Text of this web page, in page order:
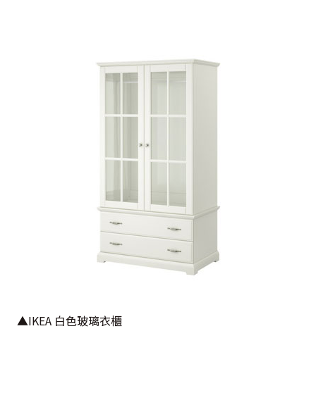
▲IKEA 白色玻璃衣櫃